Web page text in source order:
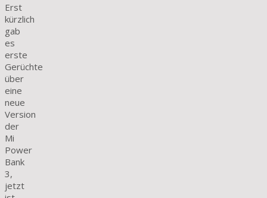
Erst
kürzlich
gab
es
erste
Gerüchte
über
eine
neue
Version
der
Mi
Power
Bank
3,
jetzt